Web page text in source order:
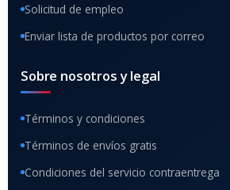
Solicitud de empleo
Enviar lista de productos por correo
Sobre nosotros y legal
Términos y condiciones
Términos de envíos gratis
Condiciones del servicio contraentrega